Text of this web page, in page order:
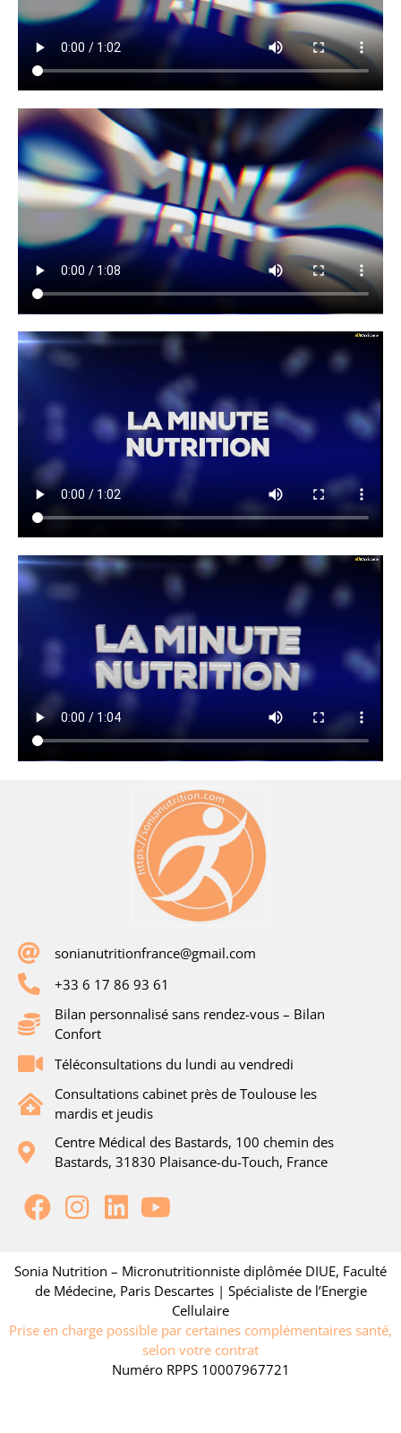
sonianutritionfrance@gmail.com
+33 6 17 86 93 61
Bilan personnalisé sans rendez-vous – Bilan
Confort
Téléconsultations du lundi au vendredi
Consultations cabinet près de Toulouse les
mardis et jeudis
Centre Médical des Bastards, 100 chemin des
Bastards, 31830 Plaisance-du-Touch, France
Sonia Nutrition – Micronutritionniste diplômée DIUE, Faculté
de Médecine, Paris Descartes | Spécialiste de l’Energie
Cellulaire
Prise en charge possible par certaines complémentaires santé,
selon votre contrat
Numéro RPPS 10007967721